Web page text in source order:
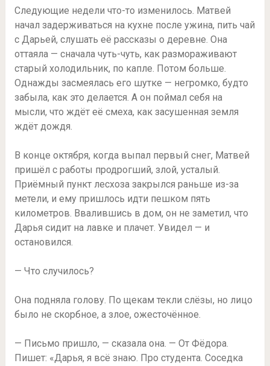
Следующие недели что-то изменилось. Матвей
начал задерживаться на кухне после ужина, пить чай
с Дарьей, слушать её рассказы о деревне. Она
оттаяла — сначала чуть-чуть, как размораживают
старый холодильник, по капле. Потом больше.
Однажды засмеялась его шутке — негромко, будто
забыла, как это делается. А он поймал себя на
мысли, что ждёт её смеха, как засушенная земля
ждёт дождя.
В конце октября, когда выпал первый снег, Матвей
пришёл с работы продрогший, злой, усталый.
Приёмный пункт лесхоза закрылся раньше из-за
метели, и ему пришлось идти пешком пять
километров. Ввалившись в дом, он не заметил, что
Дарья сидит на лавке и плачет. Увидел — и
остановился.
— Что случилось?
Она подняла голову. По щекам текли слёзы, но лицо
было не скорбное, а злое, ожесточённое.
— Письмо пришло, — сказала она. — От Фёдора.
Пишет: «Дарья, я всё знаю. Про студента. Соседка